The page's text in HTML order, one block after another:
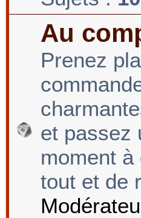
Au
Prenez
et passez
moment à
tout et de